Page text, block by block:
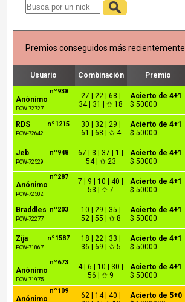
Premios conseguidos más recientemente
Usuario Combinación Premio
nº938
Anónimo
POW-72727
27 | 22 | 68 |
34 | 31 | ✩ 18
Acierto de 4+1
$ 50000
nº1215
RDS
POW-72642
30 | 32 | 29 |
61 | 68 | ✩ 4
Acierto de 4+1
$ 50000
nº948
Jeb
POW-72529
67 | 3 | 37 | 1 |
54 | ✩ 23
Acierto de 4+1
$ 50000
nº287
Anónimo
POW-72502
7 | 9 | 10 | 40 |
53 | ✩ 7
Acierto de 4+1
$ 50000
nº203
Braddles
POW-72277
10 | 29 | 35 |
52 | 55 | ✩ 8
Acierto de 4+1
$ 50000
nº1587
Zija
POW-71867
18 | 22 | 33 |
36 | 69 | ✩ 5
Acierto de 4+1
$ 50000
nº673
Anónimo
POW-71975
4 | 6 | 10 | 30 |
56 | ✩ 9
Acierto de 4+1
$ 50000
nº109
Anónimo
62 | 14 | 40 |
Acierto de 5+0